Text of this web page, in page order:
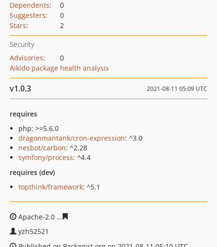
Dependents:
0
Suggesters:
0
Stars: 2
Security
Advisories:
0
Aikido package health analysis
v1.0.3 2021-08-11 05:09 UTC
requires
php: >=5.6.0
dragonmantank/cron-expression: ^3.0
nesbot/carbon: ^2.28
symfony/process: ^4.4
requires (dev)
topthink/framework: ^5.1
Apache-2.0
yzh52521